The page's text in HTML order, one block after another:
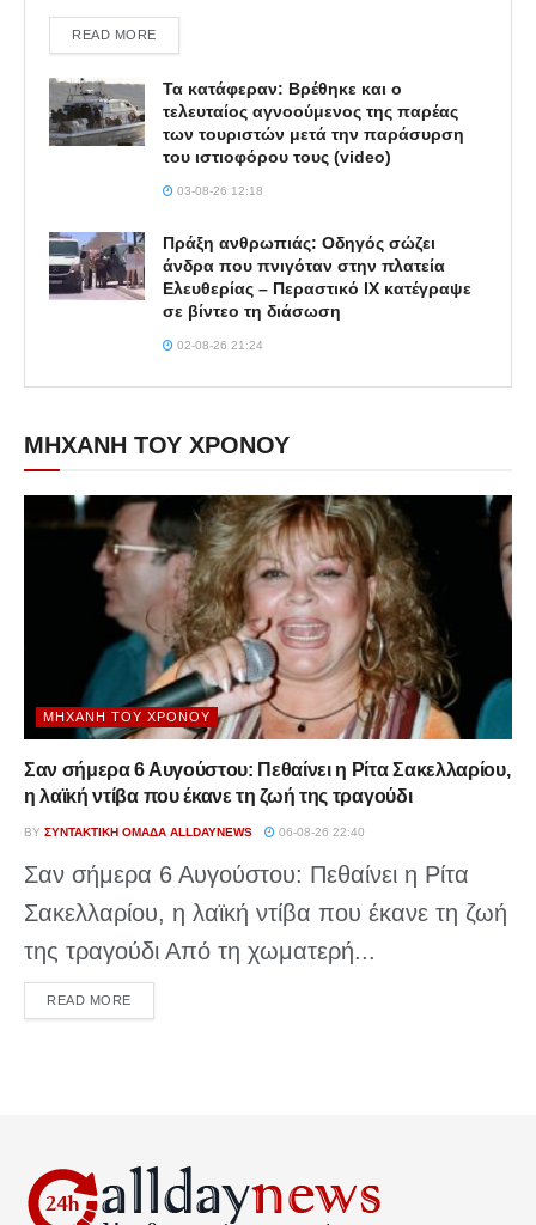
READ MOREDETAILS
Τα κατάφεραν: Βρέθηκε και ο
τελευταίος αγνοούμενος της παρέας
των τουριστών μετά την παράσυρση
του ιστιοφόρου τους (video)
03-08-26 12:18
Πράξη ανθρωπιάς: Οδηγός σώζει
άνδρα που πνιγόταν στην πλατεία
Ελευθερίας – Περαστικό ΙΧ κατέγραψε
σε βίντεο τη διάσωση
02-08-26 21:24
ΜΗΧΑΝΗ ΤΟΥ ΧΡΟΝΟΥ
ΜΗΧΑΝΉ ΤΟΥ ΧΡΌΝΟΥ
Σαν σήμερα 6 Αυγούστου: Πεθαίνει η Ρίτα Σακελλαρίου,
η λαϊκή ντίβα που έκανε τη ζωή της τραγούδι
BY ΣΥΝΤΑΚΤΙΚΉ ΟΜΆΔΑ ALLDAYNEWS 06-08-26 22:40
Σαν σήμερα 6 Αυγούστου: Πεθαίνει η Ρίτα
Σακελλαρίου, η λαϊκή ντίβα που έκανε τη ζωή
της τραγούδι Από τη χωματερή...
READ MOREDETAILS